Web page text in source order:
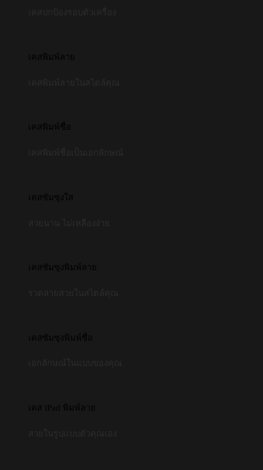
เคสพิมพ์ลาย
เคสพิมพ์ชื่อ
เคสซัมซุงใส
เคสซัมซุงพิมพ์ลาย
เคสซัมซุงพิมพ์ชื่อ
เคส iPad พิมพ์ลาย